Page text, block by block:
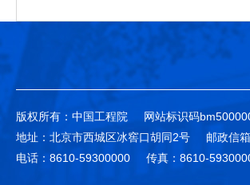
版权所有：中国工程院 网站标识码
地址：北京市西城区冰窖口胡同2号
邮政信
电话：8610-59300000
传真：8610-